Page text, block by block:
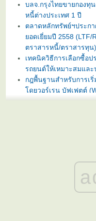
บลจ.กรุงไทยขายกองทุ
หนี้ต่างประเทศ 1 ปี
ตลาดหลักทรัพย์ฯประก
อดเยี่ยมปี 2558 (LTF/
ตราสารหนี้/ตราสารทุน)
เทคนิควิธีการเลือกซื้อ
รถยนต์ให้เหมาะสมและ
กฎพื้นฐานสำหรับการเ
ดยวอร์เรน บัฟเฟตต์
ดอกเบี้ยสูง 3% ต่อปี
บลจ. ทิสโก้ เปิดเสนอขา
เปิด ทิสโก้ เจแปน อิควิตี้
8% #2” วันที่ 2- 9 ม.ค.